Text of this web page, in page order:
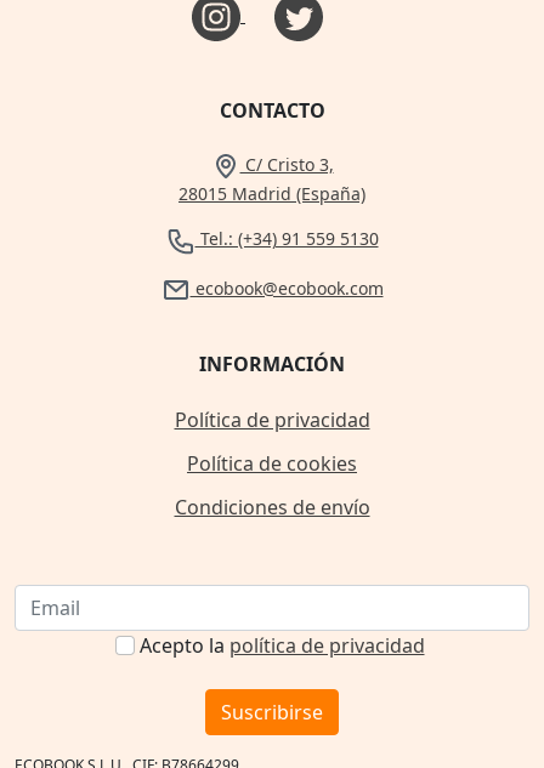
CONTACTO
C/ Cristo 3,
28015 Madrid (España)
Tel.: (+34) 91 559 5130
ecobook@ecobook.com
INFORMACIÓN
Política de privacidad
Política de cookies
Condiciones de envío
Acepto la política de privacidad
Suscribirse